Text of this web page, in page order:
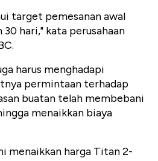
target pemesanan awal
30 hari," kata perusahaan
harus menghadapi
permintaan terhadap
buatan telah membebani
menaikkan biaya
menaikkan harga Titan 2-